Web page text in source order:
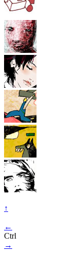
↑
←
Ctrl
→